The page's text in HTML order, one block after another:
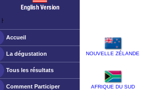
ￂﾠ
Accueil
La dégustation
Tous les résultats
Comment Participer
NOUVELLE ZÉLANDE
AFRIQUE DU SUD